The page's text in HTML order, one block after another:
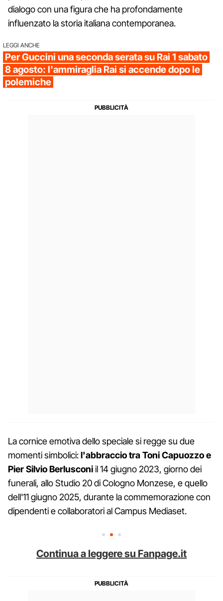
dialogo con una figura che ha profondamente
influenzato la storia italiana contemporanea.
LEGGI ANCHE
Per Guccini una seconda serata su Rai 1 sabato
8 agosto: l'ammiraglia Rai si accende dopo le
polemiche
La cornice emotiva dello speciale si regge su due
momenti simbolici:l'abbraccio tra Toni Capuozzo e
Pier Silvio Berlusconiil 14 giugno 2023, giorno dei
funerali, allo Studio 20 di Cologno Monzese, e quello
dell'11 giugno 2025, durante la commemorazione con
dipendenti e collaboratori al Campus Mediaset.
Continua a leggere su Fanpage.it